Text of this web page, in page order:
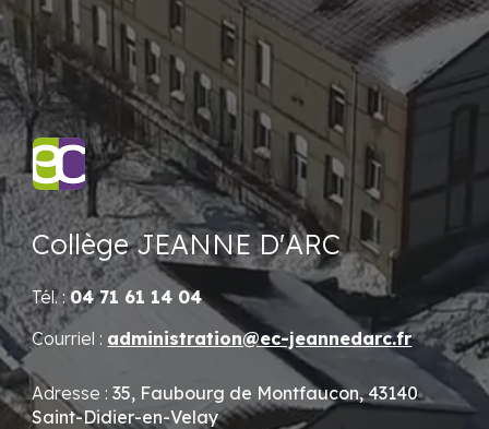
Collège JEANNE D'ARC
Tél. :04 71 61 14 04
Courriel : administration@ec-jeannedarc.fr
Adresse :35, Faubourg de Montfaucon, 43140
Saint-Didier-en-Velay